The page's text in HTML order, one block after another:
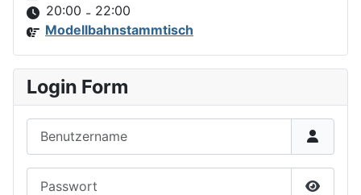
20:00 - 22:00
Modellbahnstammtisch
Login Form